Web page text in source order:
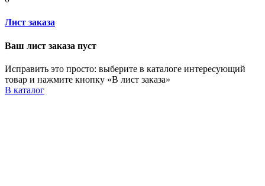
Лист заказа
Ваш лист заказа пуст
Исправить это просто: выберите в каталоге интересующий
товар и нажмите кнопку «В лист заказа»
В каталог